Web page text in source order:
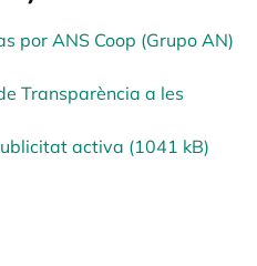
por ANS Coop (Grupo AN)
Transparència a les
activa (1041 kB)